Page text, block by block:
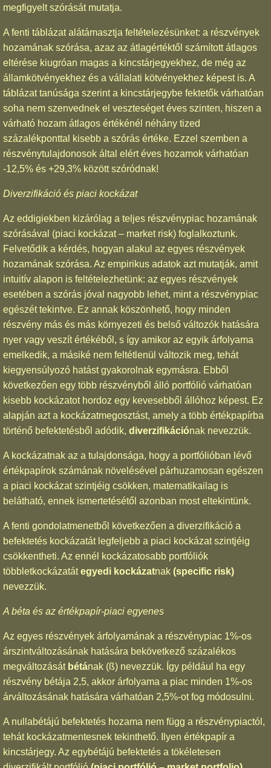
megfigyelt szórását mutatja.
A fenti táblázat alátámasztja feltételezésünket: a részvények
hozamának szórása, azaz az átlagértéktől számított átlagos
eltérése kiugróan magas a kincstárjegyekhez, de még az
államkötvényekhez és a vállalati kötvényekhez képest is. A
táblázat tanúsága szerint a kincstárjegybe fektetők várhatóan
soha nem szenvednek el veszteséget éves szinten, hiszen a
várható hozam átlagos értékénél néhány tized
százalékponttal kisebb a szórás értéke. Ezzel szemben a
részvénytulajdonosok által elért éves hozamok várhatóan
-12,5% és +29,3% között szóródnak!
Diverzifikáció és piaci kockázat
Az eddigiekben kizárólag a teljes részvénypiac hozamának
szórásával (piaci kockázat – market risk) foglalkoztunk.
Felvetődik a kérdés, hogyan alakul az egyes részvények
hozamának szórása. Az empirikus adatok azt mutatják, amit
intuitív alapon is feltételezhetünk: az egyes részvények
esetében a szórás jóval nagyobb lehet, mint a részvénypiac
egészét tekintve. Ez annak köszönhető, hogy minden
részvény más és más környezeti és belső változók hatására
nyer vagy veszít értékéből, s így amikor az egyik árfolyama
emelkedik, a másiké nem feltétlenül változik meg, tehát
kiegyensúlyozó hatást gyakorolnak egymásra. Ebből
következően egy több részvényből álló portfólió várhatóan
kisebb kockázatot hordoz egy kevesebből állóhoz képest. Ez
alapján azt a kockázatmegosztást, amely a több értékpapírba
történő befektetésből adódik, diverzifikációnak nevezzük.
A kockázatnak az a tulajdonsága, hogy a portfólióban lévő
értékpapírok számának növelésével párhuzamosan egészen
a piaci kockázat szintjéig csökken, matematikailag is
belátható, ennek ismertetésétől azonban most eltekintünk.
A fenti gondolatmenetből következően a diverzifikáció a
befektetés kockázatát legfeljebb a piaci kockázat szintjéig
csökkentheti. Az ennél kockázatosabb portfóliók
többletkockázatátegyedi kockázatnak (specific risk)
nevezzük.
A béta és az értékpapír-piaci egyenes
Az egyes részvények árfolyamának a részvénypiac 1%-os
árszintváltozásának hatására bekövetkező százalékos
megváltozását bétának (ß) nevezzük. Így például ha egy
részvény bétája 2,5, akkor árfolyama a piac minden 1%-os
árváltozásának hatására várhatóan 2,5%-ot fog módosulni.
A nullabétájú befektetés hozama nem függ a részvénypiactól,
tehát kockázatmentesnek tekinthető. Ilyen értékpapír a
kincstárjegy. Az egybétájú befektetés a tökéletesen